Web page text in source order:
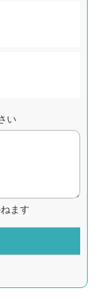
い
ます